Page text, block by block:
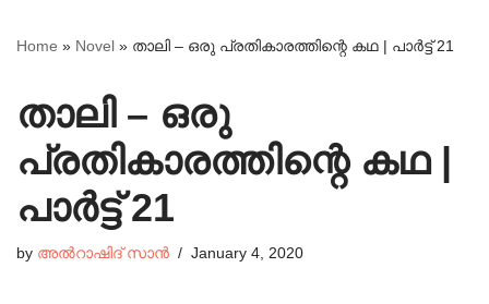
Home » Novel » താലി – ഒരു പ്രതികാരത്തിന്റെ കഥ | പാർട്ട്‌ 21
താലി – ഒരു
പ്രതികാരത്തിന്റെ കഥ |
പാർട്ട്‌ 21
by അൽറാഷിദ് സാൻ January 4, 2020